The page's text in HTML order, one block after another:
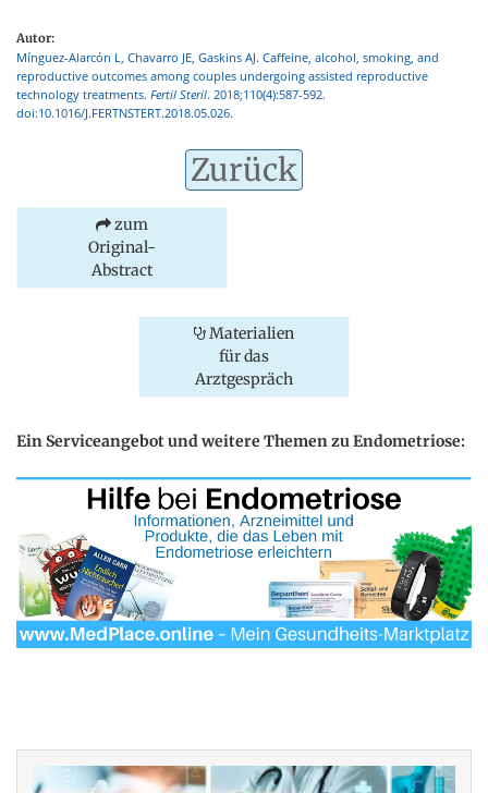
Autor:
Mínguez-Alarcón L, Chavarro JE, Gaskins AJ. Caffeine, alcohol, smoking, and
reproductive outcomes among couples undergoing assisted reproductive
technology treatments. Fertil Steril. 2018;110(4):587-592.
doi:10.1016/J.FERTNSTERT.2018.05.026.
Zurück
zum
Original-
Abstract
Materialien
für das
Arztgespräch
Ein Serviceangebot und weitere Themen zu Endometriose: